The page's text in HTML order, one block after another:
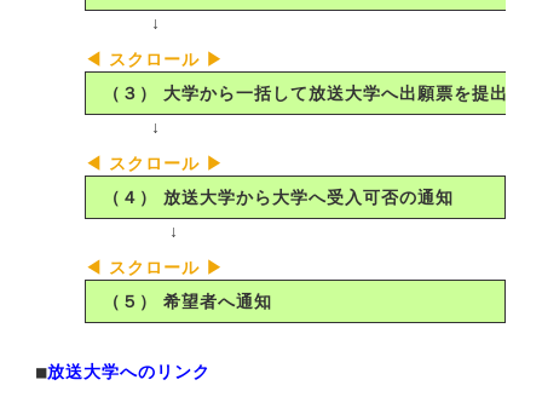
↓
（３） 大学から一括して放送大学へ出願票を提出
↓
（４） 放送大学から大学へ受入可否の通知
↓
（５） 希望者へ通知
■放送大学へのリンク